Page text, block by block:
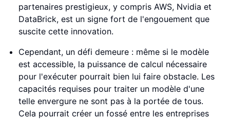
partenaires prestigieux, y compris AWS, Nvidia et
DataBrick, est un signe fort de l'engouement que
suscite cette innovation.
Cependant, un défi demeure : même si le modèle
est accessible, la puissance de calcul nécessaire
pour l'exécuter pourrait bien lui faire obstacle. Les
capacités requises pour traiter un modèle d'une
telle envergure ne sont pas à la portée de tous.
Cela pourrait créer un fossé entre les entreprises